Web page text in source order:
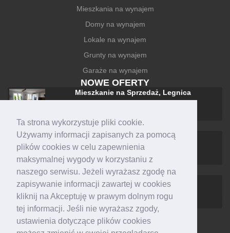
Ta strona wykorzystuje pliki cookie.
Używamy informacji zapisanych za pomocą
plików cookies w celu zapewnienia
maksymalnej wygody w korzystaniu z
naszego serwisu. Jeżeli wyrażasz zgodę na
zapisywanie informacji zawartej w cookies
kliknij na Akceptuję w prawym dolnym rogu
tej informacji. Jeśli nie wyrażasz zgody,
ustawienia dotyczące plików cookies
Mieszkania na wynajem
Domy na wynajem
Lokale na wynajem
Grunty na wynajem
Garaże na wynajem
NOWE OFERTY
Mieszkanie na Sprzedaż, Legnica
Dom na Sprzedaż, Legnica
1 590 000 zł
Mieszkanie na Wynajem, Legnica
1 600 zł +czynsz